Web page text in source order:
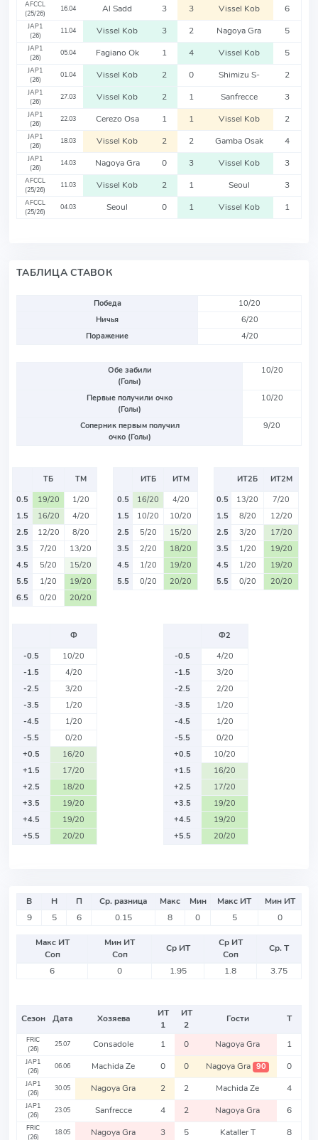
AFCCL
(25/26)
16.04 Al Sadd 3 3 Vissel Kob 6
JAP1
(26)
11.04 Vissel Kob 3 2 Nagoya Gra 5
JAP1
(26)
05.04 Fagiano Ok 1 4 Vissel Kob 5
JAP1
(26)
01.04 Vissel Kob 2 0 Shimizu S- 2
JAP1
(26)
27.03 Vissel Kob 2 1 Sanfrecce 3
JAP1
(26)
22.03 Cerezo Osa 1 1 Vissel Kob 2
JAP1
(26)
18.03 Vissel Kob 2 2 Gamba Osak 4
JAP1
(26)
14.03 Nagoya Gra 0 3 Vissel Kob 3
AFCCL
(25/26)
11.03 Vissel Kob 2 1 Seoul 3
AFCCL
(25/26)
04.03 Seoul 0 1 Vissel Kob 1
ТАБЛИЦА СТАВОК
Победа
10/20
Ничья
6/20
Поражение
4/20
Обе забили
(Голы)
10/20
Первые получили очко
(Голы)
10/20
Соперник первым получил
очко (Голы)
9/20
ТБ
ТМ
0.5
19/20
1/20
1.5
16/20
4/20
2.5
12/20
8/20
3.5
7/20
13/20
4.5
5/20
15/20
5.5
1/20
19/20
6.5
0/20 20/20
ИТБ
ИТМ
0.5
16/20
4/20
1.5
10/20
10/20
2.5
5/20
15/20
3.5
2/20
18/20
4.5
1/20
19/20
5.5
0/20 20/20
ИТ2Б
ИТ2М
0.5
13/20
7/20
1.5
8/20
12/20
2.5
3/20
17/20
3.5
1/20
19/20
4.5
1/20
19/20
5.5
0/20 20/20
Ф
-0.5
10/20
-1.5
4/20
-2.5
3/20
-3.5
1/20
-4.5
1/20
-5.5
0/20
+0.5
16/20
+1.5
17/20
+2.5
18/20
+3.5
19/20
+4.5
19/20
+5.5
20/20
Ф2
-0.5
4/20
-1.5
3/20
-2.5
2/20
-3.5
1/20
-4.5
1/20
-5.5
0/20
+0.5
10/20
+1.5
16/20
+2.5
17/20
+3.5
19/20
+4.5
19/20
+5.5
20/20
В Н П Ср. разница Макс Мин Макс ИТ
Мин ИТ
9
5 6 0.15 8 0 5 0
Макс ИТ
Соп
Мин ИТ
Соп
Ср ИТ
Ср ИТ
Соп
Ср. Т
6
0 1.95 1.8 3.75
Сезон Дата Хозяева
ИТ
1
ИТ
2
Гости Т
FRIC
(26)
25.07 Consadole 1 0 Nagoya Gra 1
JAP1
(26)
06.06 Machida Ze 0 0 Nagoya Gra 90 0
JAP1
(26)
30.05 Nagoya Gra 2 2 Machida Ze 4
JAP1
(26)
23.05 Sanfrecce 4 2 Nagoya Gra 6
FRIC
(26)
18.05 Nagoya Gra 3 5 Kataller T 8